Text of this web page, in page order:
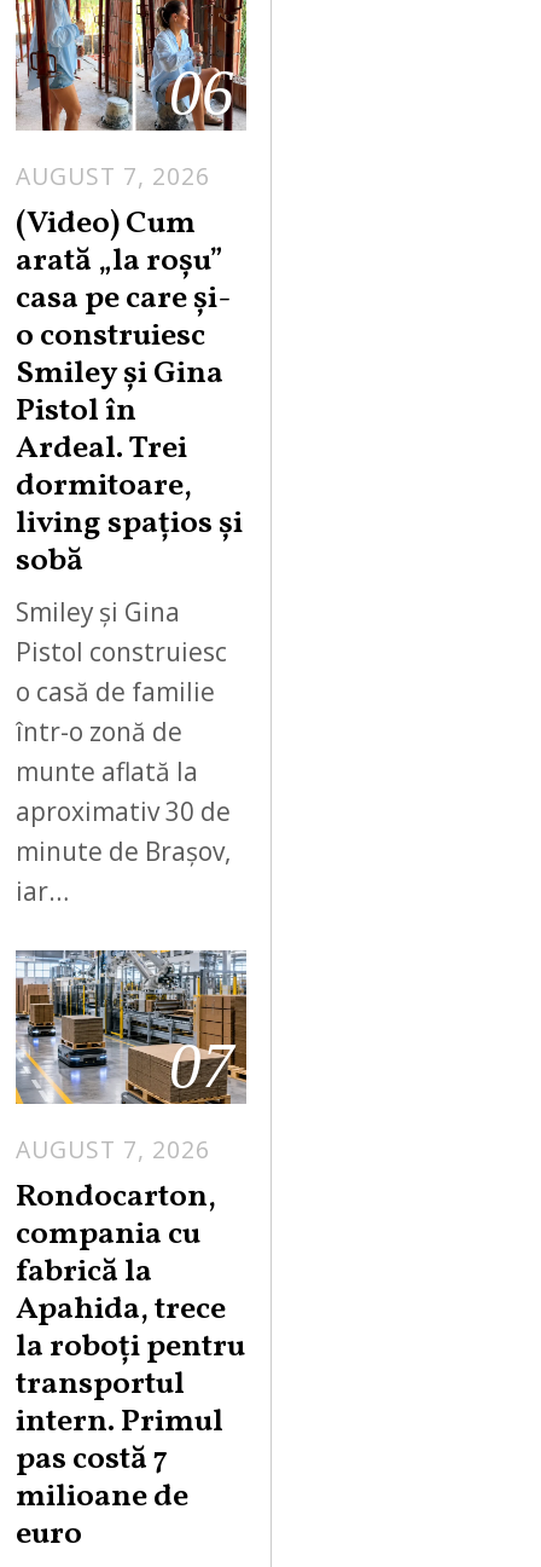
06
AUGUST 7, 2026
(Video) Cum
arată „la roşu”
casa pe care şi-
o construiesc
Smiley şi Gina
Pistol în
Ardeal. Trei
dormitoare,
living spațios și
sobă
Smiley și Gina
Pistol construiesc
o casă de familie
într-o zonă de
munte aflată la
aproximativ 30 de
minute de Brașov,
iar…
07
AUGUST 7, 2026
G
T
7
2
Rondocarton,
compania cu
fabrică la
Apahida, trece
la roboți pentru
transportul
intern. Primul
pas costă 7
milioane de
euro